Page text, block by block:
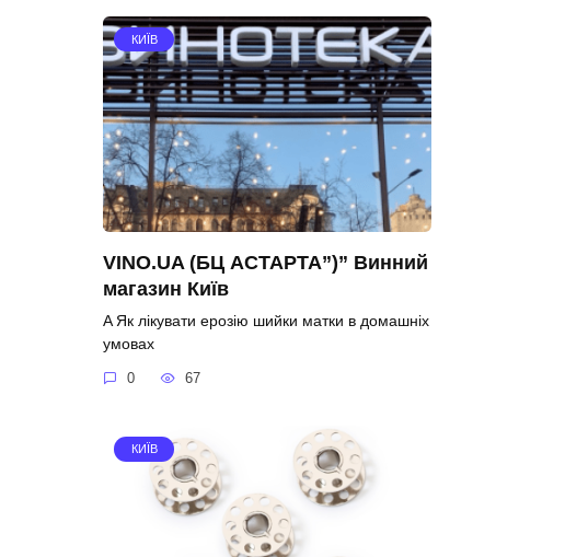
КИЇВ
VINO.UA (БЦ АСТАРТА”)” Винний
магазин Київ
A Як лікувати ерозію шийки матки в домашніх
умовах
0 67
КИЇВ